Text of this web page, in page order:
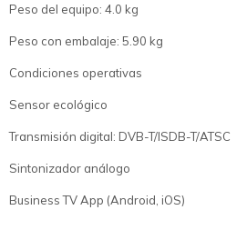
Peso del equipo: 4.0 kg
Peso con embalaje: 5.90 kg
Condiciones operativas
Sensor ecológico
Transmisión digital: DVB-T/ISDB-T/ATSC
Sintonizador análogo
Business TV App (Android, iOS)